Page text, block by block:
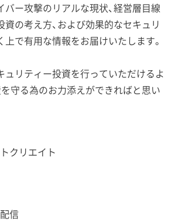
ー攻撃のリアルな現状、経営層目線
の考え方、および効果的なセキュリ
で有用な情報をお届けいたします。
ュリティー投資を行っていただけるよ
を守る為のお力添えができればと思い
クリエイト
信